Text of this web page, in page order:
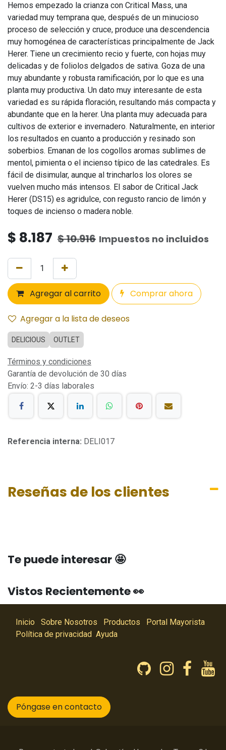
Hemos empezado la crianza con Critical Mass, una
variedad muy temprana que, después de un minucioso
proceso de selección y cruce, produce una descendencia
muy homogénea de características principalmente de Jack
Herer. Tiene un crecimiento recio y fuerte, con hojas muy
delicadas y de foliolos delgados de sativa. Goza de una
muy abundante y robusta ramificación, por lo que es una
planta muy productiva. Un dato muy interesante de esta
variedad es su rápida floración, resultando más compacta y
abundante que en la herer. Una planta muy adecuada para
cultivos de exterior e invernadero. Naturalmente, en interior
los resultados en cuanto a producción y resinado son
soberbios. Emanan de los cogollos aromas sublimes de
mentol, pimienta o el incienso típico de las catedrales. Es
fácil de disimular, aunque al trincharlos los olores se
vuelven mucho más intensos. El sabor de Critical Jack
Herer (DS15) es agridulce, con regusto rancio de limón y
toques de incienso o madera noble.
$ 8.187 $10.916 Impuestos no incluidos
Agregar al carrito Comprar ahora
Agregar a la lista de deseos
DELICIOUS OUTLET
Términos y condiciones
Garantía de devolución de 30 días
Envío: 2-3 días laborales
Referencia interna: DELI017
Reseñas de los clientes
Te puede interesar 🤩
Vistos Recientemente 👀
Inicio Sobre Nosotros Productos
Portal Mayorista
Política de privacidad Ayuda
Póngase en contacto